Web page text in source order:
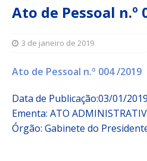
Ato de Pessoal n.º
3 de janeiro de 2019
Ato de Pessoal n.º 004 /2019
Data de Publicação:03/01/2019
Ementa: ATO
Órgão: Gabinete do